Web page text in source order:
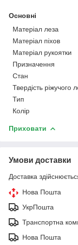
Основні
Матеріал леза
Матеріал піхов
Матеріал рукоятки
Призначення
Стан
Твердість ріжучого
Тип
Колір
Приховати
Умови доставки
Доставка
Нова Пошта
УкрПошта
Транспортна
Нова Пошта